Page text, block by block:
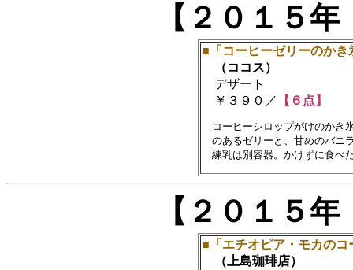
【２０１５
■「コーヒーゼリーのかき
（ココス）
デザート
￥３９０／
【６点】
コーヒーシロップがけのかき
のあるゼリーと、甘めのバニ
【２０１５
■「エチオピア・モカのコ
（上島珈琲店）